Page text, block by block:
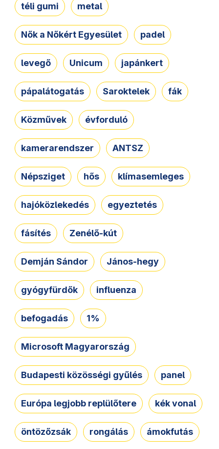
téli gumi metal
Nők a Nőkért Egyesület padel
levegő Unicum japánkert
pápalátogatás Saroktelek fák
Közművek évforduló
kamerarendszer ANTSZ
Népsziget hős klímasemleges
hajóközlekedés egyeztetés
fásítés Zenélő-kút
Demján Sándor János-hegy
gyógyfürdők influenza
befogadás 1%
Microsoft Magyarország
Budapesti közösségi gyűlés panel
Európa legjobb replülőtere kék vonal
öntözőzsák rongálás ámokfutás